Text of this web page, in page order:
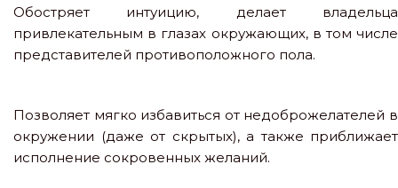
Обостряет интуицию, делает владельца
привлекательным в глазах окружающих, в том числе
представителей противоположного пола.
Позволяет мягко избавиться от недоброжелателей в
окружении (даже от скрытых), а также приближает
исполнение сокровенных желаний.